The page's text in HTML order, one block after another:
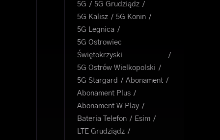
5G
5G Grudziądz
5G Kalisz
5G Konin
5G Legnica
5G Ostrowiec
Świętokrzyski
5G Ostrów Wielkopolski
5G Stargard
Abonament
Abonament Plus
Abonament W Play
Bateria Telefon
Esim
LTE Grudziądz